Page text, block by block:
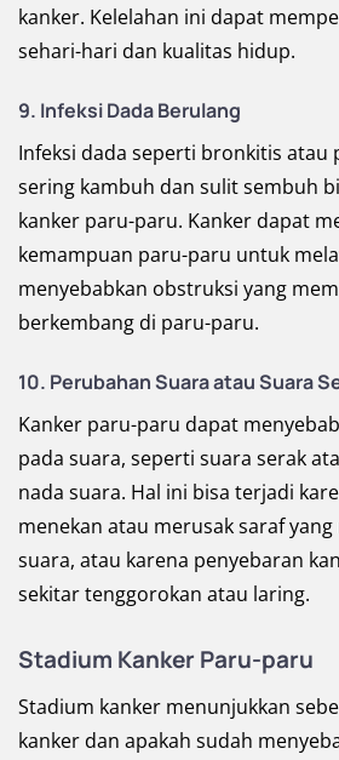
kanker. Kelelahan ini dapat
sehari-hari dan kualitas hidup.
9. Infeksi Dada Berulang
Infeksi dada seperti bronkitis atau
sering kambuh dan sulit sembuh
kanker paru-paru. Kanker dapat
kemampuan paru-paru untuk
menyebabkan obstruksi yang
berkembang di paru-paru.
10. Perubahan Suara atau Suara
Kanker paru-paru dapat
pada suara, seperti suara serak
nada suara. Hal ini bisa terjadi
menekan atau merusak saraf
suara, atau karena penyebaran
sekitar tenggorokan atau laring.
Stadium Kanker Paru-paru
Stadium kanker menunjukkan
kanker dan apakah sudah